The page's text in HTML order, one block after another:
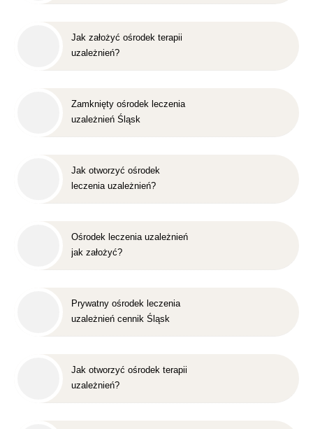
Jak założyć ośrodek terapii
uzależnień?
Zamknięty ośrodek leczenia
uzależnień Śląsk
Jak otworzyć ośrodek
leczenia uzależnień?
Ośrodek leczenia uzależnień
jak założyć?
Prywatny ośrodek leczenia
uzależnień cennik Śląsk
Jak otworzyć ośrodek terapii
uzależnień?